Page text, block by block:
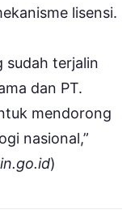
lisensi.
sudah terjalin
dan PT.
mendorong
nasional,”
)